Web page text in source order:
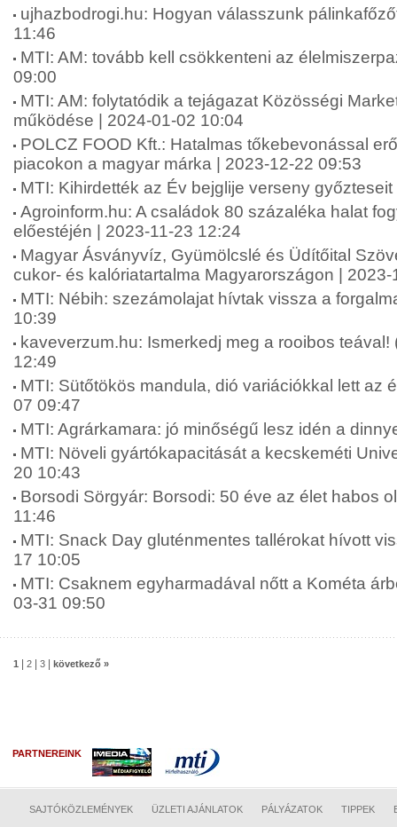
ujhazbodrogi.hu: Hogyan válasszunk
11:46
MTI: AM: tovább kell csökkenteni az
09:00
MTI: AM: folytatódik a tejágazat Közösségi
működése | 2024-01-02 10:04
POLCZ FOOD Kft.: Hatalmas tőkebevonással
piacokon a magyar márka | 2023-12-22 09:53
MTI: Kihirdették az Év bejglije verseny
Agroinform.hu: A családok 80 százaléka halat
előestéjén | 2023-11-23 12:24
Magyar Ásványvíz, Gyümölcslé és Üdítőital
cukor- és kalóriatartalma Magyarországon | 2023-
MTI: Nébih: szezámolajat hívtak vissza a
10:39
kaveverzum.hu: Ismerkedj meg a rooibos teával!
12:49
MTI: Sütőtökös mandula, dió variációkkal lett az
07 09:47
MTI: Agrárkamara: jó minőségű lesz idén a
MTI: Növeli gyártókapacitását a kecskeméti
20 10:43
Borsodi Sörgyár: Borsodi: 50 éve az élet habos
11:46
MTI: Snack Day gluténmentes tallérokat hívott
17 10:05
MTI: Csaknem egyharmadával nőtt a Kométa
03-31 09:50
1 2 3 következő »
PARTNEREINK
SAJTÓKÖZLEMÉNYEK ÜZLETI AJÁNLATOK PÁLYÁZATOK TIPPEK